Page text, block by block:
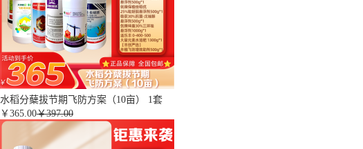
水稻分蘖拔节期飞防方案（10亩） 1套
￥ 365.00￥397.00